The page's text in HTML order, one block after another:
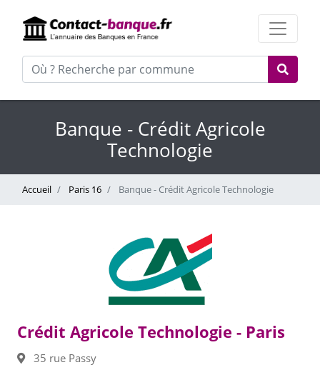
Banque - Crédit Agricole
Technologie
Accueil Paris 16 Banque - Crédit Agricole Technologie
Crédit Agricole Technologie - Paris
35 rue Passy